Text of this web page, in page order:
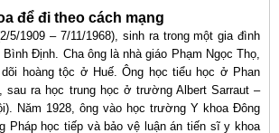
để đi theo cách mạng
5/1909 – 7/11/1968), sinh ra trong một gia đình
Định. Cha ông là nhà giáo Phạm Ngọc Thọ,
hoàng tộc ở Huế. Ông học tiểu học ở Phan
sau ra học trung học ở trường Albert Sarraut –
Năm 1928, ông vào học trường Y khoa Đông
Pháp học tiếp và bảo vệ luận án tiến sĩ y khoa